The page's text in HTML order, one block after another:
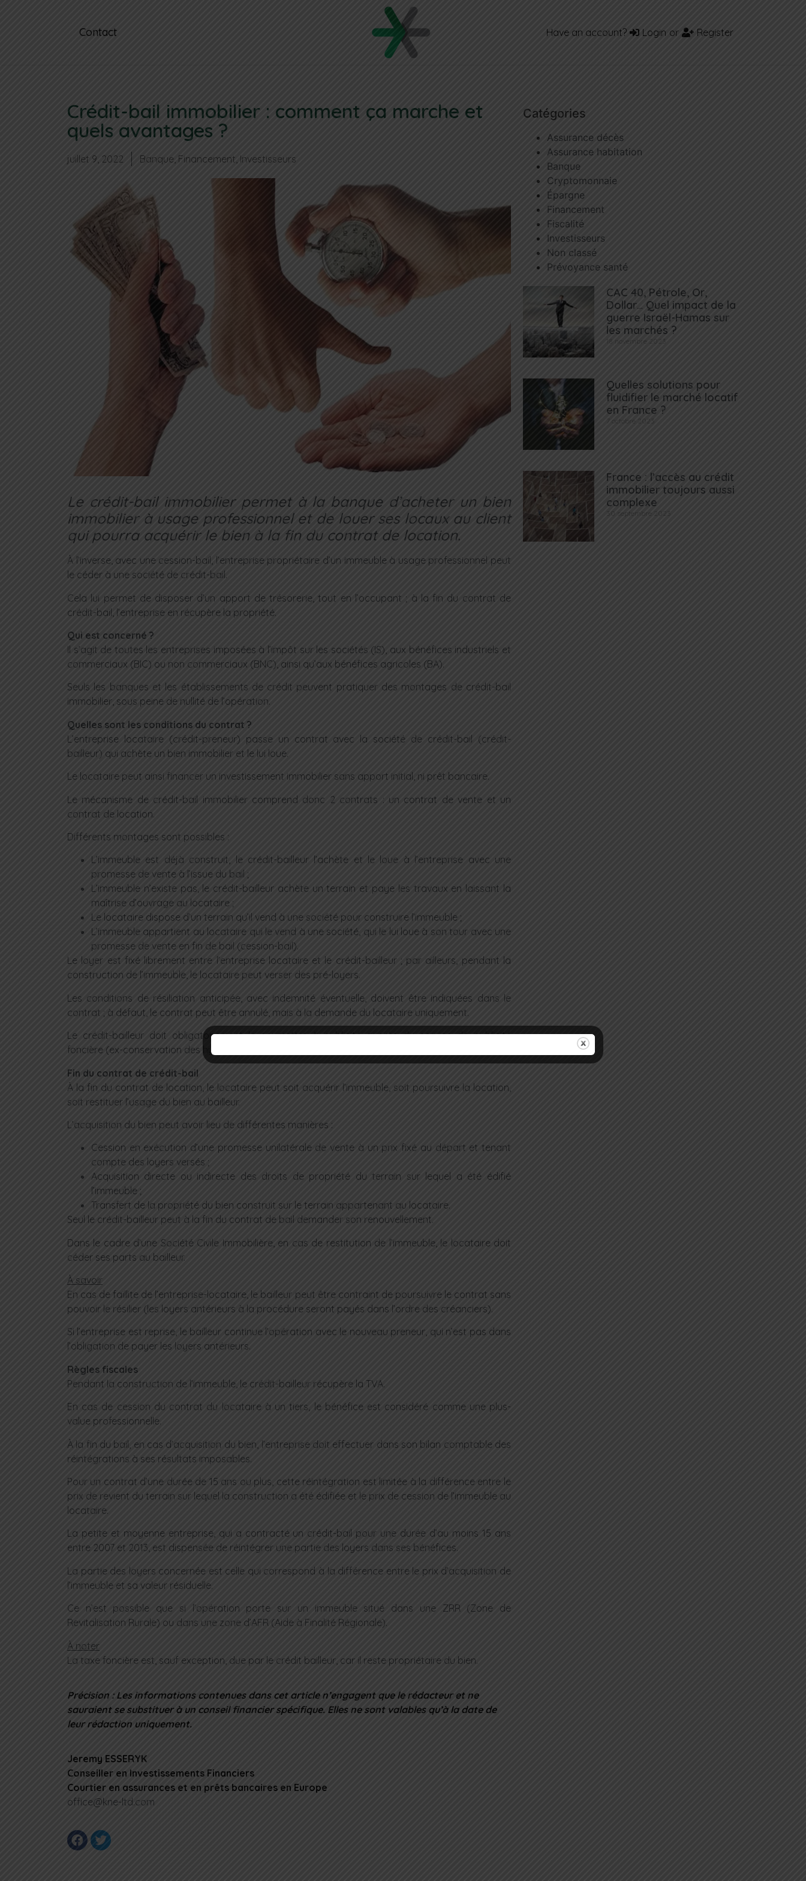
Contact Have an account? Login or Register
Crédit-bail immobilier : comment ça marche et
quels avantages ?
juillet 9, 2022 Banque, Financement, Investisseurs
Le crédit-bail immobilier permet à la banque d’acheter un bien
immobilier à usage professionnel et de louer ses locaux au client
qui pourra acquérir le bien à la fin du contrat de location.
À l’inverse, avec une cession-bail, l’entreprise propriétaire d’un immeuble à usage professionnel peut
le céder à une société de crédit-bail.
Cela lui permet de disposer d’un apport de trésorerie, tout en l’occupant ; à la fin du contrat de
crédit-bail, l’entreprise en récupère la propriété.
Qui est concerné ?
Il s’agit de toutes les entreprises imposées à l’impôt sur les sociétés (IS), aux bénéfices industriels et
commerciaux (BIC) ou non commerciaux (BNC), ainsi qu’aux bénéfices agricoles (BA).
Seuls les banques et les établissements de crédit peuvent pratiquer des montages de crédit-bail
immobilier, sous peine de nullité de l’opération.
Quelles sont les conditions du contrat ?
L’entreprise locataire (crédit-preneur) passe un contrat avec la société de crédit-bail (crédit-
bailleur) qui achète un bien immobilier et le lui loue.
Le locataire peut ainsi financer un investissement immobilier sans apport initial, ni prêt bancaire.
Le mécanisme de crédit-bail immobilier comprend donc 2 contrats : un contrat de vente et un
contrat de location.
Différents montages sont possibles :
L’immeuble est déjà construit, le crédit-bailleur l’achète et le loue à l’entreprise avec une
promesse de vente à l’issue du bail ;
L’immeuble n’existe pas, le crédit-bailleur achète un terrain et paye les travaux en laissant la
maîtrise d’ouvrage au locataire ;
Le locataire dispose d’un terrain qu’il vend à une société pour construire l’immeuble ;
L’immeuble appartient au locataire qui le vend à une société, qui le lui loue à son tour avec une
promesse de vente en fin de bail (cession-bail).
Le loyer est fixé librement entre l’entreprise locataire et le crédit-bailleur ; par ailleurs, pendant la
construction de l’immeuble, le locataire peut verser des pré-loyers.
Les conditions de résiliation anticipée, avec indemnité éventuelle, doivent être indiquées dans le
contrat ; à défaut, le contrat peut être annulé, mais à la demande du locataire uniquement.
Le crédit-bailleur doit obligatoirement le soumettre à publicité auprès du service de publicité
foncière (ex-conservation des hypothèques).
Fin du contrat de crédit-bail
À la fin du contrat de location, le locataire peut soit acquérir l’immeuble, soit poursuivre la location,
soit restituer l’usage du bien au bailleur.
L’acquisition du bien peut avoir lieu de différentes manières :
Cession en exécution d’une promesse unilatérale de vente à un prix fixé au départ et tenant
compte des loyers versés ;
Acquisition directe ou indirecte des droits de propriété du terrain sur lequel a été édifié
l’immeuble ;
Transfert de la propriété du bien construit sur le terrain appartenant au locataire.
Seul le crédit-bailleur peut à la fin du contrat de bail demander son renouvellement.
Dans le cadre d’une Société Civile Immobilière, en cas de restitution de l’immeuble, le locataire doit
céder ses parts au bailleur.
À savoir
En cas de faillite de l’entreprise-locataire, le bailleur peut être contraint de poursuivre le contrat sans
pouvoir le résilier (les loyers antérieurs à la procédure seront payés dans l’ordre des créanciers).
Si l’entreprise est reprise, le bailleur continue l’opération avec le nouveau preneur, qui n’est pas dans
l’obligation de payer les loyers antérieurs.
Règles fiscales
Pendant la construction de l’immeuble, le crédit-bailleur récupère la TVA.
En cas de cession du contrat du locataire à un tiers, le bénéfice est considéré comme une plus-
value professionnelle.
À la fin du bail, en cas d’acquisition du bien, l’entreprise doit effectuer dans son bilan comptable des
réintégrations à ses résultats imposables.
Pour un contrat d’une durée de 15 ans ou plus, cette réintégration est limitée à la différence entre le
prix de revient du terrain sur lequel la construction a été édifiée et le prix de cession de l’immeuble au
locataire.
La petite et moyenne entreprise, qui a contracté un crédit-bail pour une durée d’au moins 15 ans
entre 2007 et 2013, est dispensée de réintégrer une partie des loyers dans ses bénéfices.
La partie des loyers concernée est celle qui correspond à la différence entre le prix d’acquisition de
l’immeuble et sa valeur résiduelle.
Ce n’est possible que si l’opération porte sur un immeuble situé dans une ZRR (Zone de
Revitalisation Rurale) ou dans une zone d’AFR (Aide à Finalité Régionale).
À noter
La taxe foncière est, sauf exception, due par le crédit bailleur, car il reste propriétaire du bien.
Précision : Les informations contenues dans cet article n’engagent que le rédacteur et ne
sauraient se substituer à un conseil financier spécifique. Elles ne sont valables qu’à la date de
leur rédaction uniquement.
Jeremy ESSERYK
Conseiller en Investissements Financiers
Courtier en assurances et en prêts bancaires en Europe
office@kne-ltd.com
Catégories
Assurance décès
Assurance habitation
Banque
Cryptomonnaie
Épargne
Financement
Fiscalité
Investisseurs
Non classé
Prévoyance santé
CAC 40, Pétrole, Or,
Dollar… Quel impact de la
guerre Israël-Hamas sur
les marchés ?
18 novembre 2023
Quelles solutions pour
fluidifier le marché locatif
en France ?
7 octobre 2023
France : l’accès au crédit
immobilier toujours aussi
complexe
30 septembre 2023